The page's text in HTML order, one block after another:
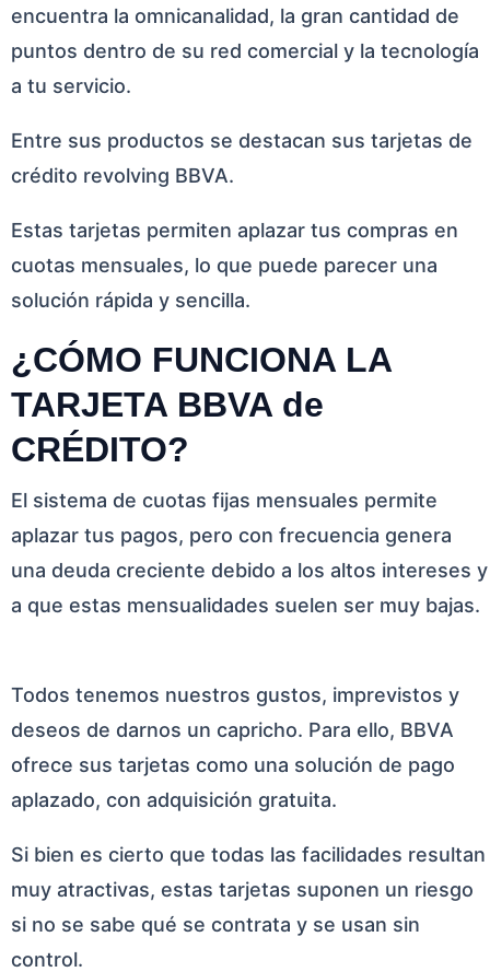
encuentra la omnicanalidad, la gran cantidad de
puntos dentro de su red comercial y la tecnología
a tu servicio.
Entre sus productos se destacan sus tarjetas de
crédito revolving BBVA.
Estas tarjetas permiten aplazar tus compras en
cuotas mensuales, lo que puede parecer una
solución rápida y sencilla.
¿CÓMO FUNCIONA LA
TARJETA BBVA de
CRÉDITO?
El sistema de cuotas fijas mensuales permite
aplazar tus pagos, pero con frecuencia genera
una deuda creciente debido a los altos intereses y
a que estas mensualidades suelen ser muy bajas.
Todos tenemos nuestros gustos, imprevistos y
deseos de darnos un capricho. Para ello, BBVA
ofrece sus tarjetas como una solución de pago
aplazado, con adquisición gratuita.
Si bien es cierto que todas las facilidades resultan
muy atractivas, estas tarjetas suponen un riesgo
si no se sabe qué se contrata y se usan sin
control.